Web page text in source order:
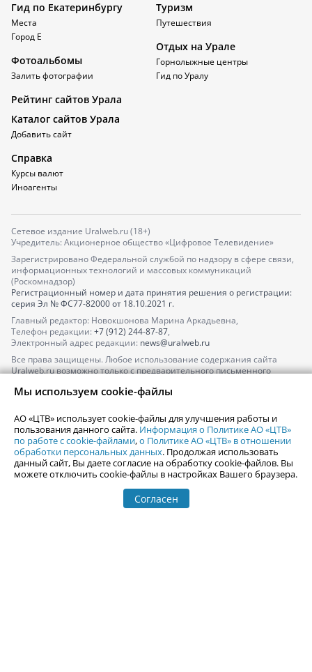
Гид по Екатеринбургу
Места
Город Е
Фотоальбомы
Залить фотографии
Туризм
Путешествия
Отдых на Урале
Горнолыжные центры
Гид по Уралу
Рейтинг сайтов Урала
Каталог сайтов Урала
Добавить сайт
Справка
Курсы валют
Иноагенты
Сетевое издание Uralweb.ru (18+)
Учредитель: Акционерное общество «Цифровое Телевидение»
Зарегистрировано Федеральной службой по надзору в сфере связи,
информационных технологий и массовых коммуникаций
(Роскомнадзор)
Регистрационный номер и дата принятия решения о регистрации:
серия Эл № ФС77-82000от 18.10.2021 г.
Главный редактор: Новокшонова Марина Аркадьевна,
Телефон редакции: +7 (912) 244-87-87,
Электронный адрес редакции: news@uralweb.ru
Все права защищены. Любое использование содержания сайта
Uralweb.ru возможно только с предварительного письменного
По вопросам размещения рекламы обращайтесь по тел.
По вопросам размещения информации в разделе «Афиша»
afisha@uralweb.ru
Пользовательское соглашение на использование сайта
Политика АО «ЦТВ» в отношении обработки персональных данных
Мы используем cookie-файлы
АО «ЦТВ» использует cookie-файлы для улучшения работы и
пользования данного сайта. Информация о Политике АО «ЦТВ»
по работе с cookie-файлами,о Политике АО «ЦТВ» в отношении
обработки персональных данных. Продолжая использовать
данный сайт, Вы даете согласие на обработку cookie-файлов. Вы
можете отключить cookie-файлы в настройках Вашего браузера.
Согласен